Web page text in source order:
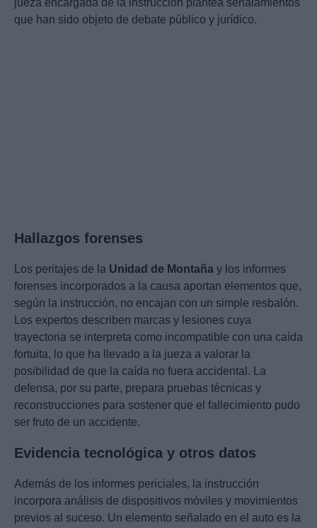
jueza encargada de la instrucción plantea señalamientos
que han sido objeto de debate público y jurídico.
Hallazgos forenses
Los peritajes de la Unidad de Montaña y los informes
forenses incorporados a la causa aportan elementos que,
según la instrucción, no encajan con un simple resbalón.
Los expertos describen marcas y lesiones cuya
trayectoria se interpreta como incompatible con una caída
fortuita, lo que ha llevado a la jueza a valorar la
posibilidad de que la caída no fuera accidental. La
defensa, por su parte, prepara pruebas técnicas y
reconstrucciones para sostener que el fallecimiento pudo
ser fruto de un accidente.
Evidencia tecnológica y otros datos
Además de los informes periciales, la instrucción
incorpora análisis de dispositivos móviles y movimientos
previos al suceso. Un elemento señalado en el auto es la